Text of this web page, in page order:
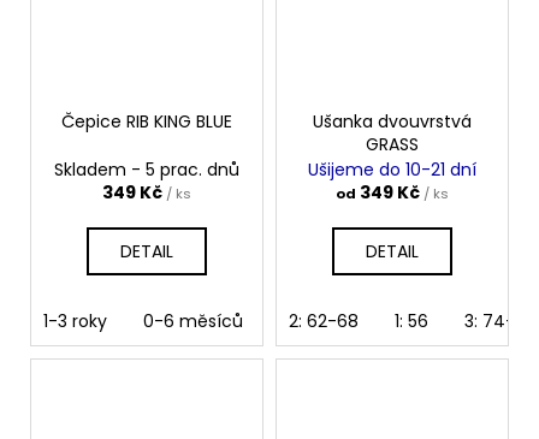
Čepice RIB KING BLUE
Skladem - 5 prac. dnů
349 Kč / ks
DETAIL
1-3 roky 0-6 měsíců
Ušanka dvouvrstvá
GRASS
Ušijeme do 10-21 dní
od 349 Kč / ks
DETAIL
2: 62-68 1: 56 3: 74-80